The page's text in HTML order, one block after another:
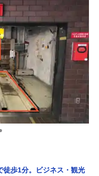
徒歩1分。ビジネス・観光